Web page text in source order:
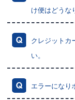
け便はどうな
クレジットカ
い。
エラーになり